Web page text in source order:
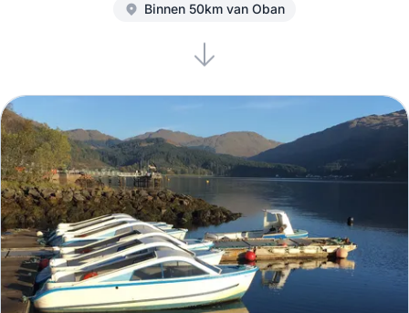
Binnen 50km van Oban